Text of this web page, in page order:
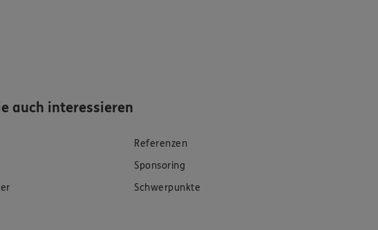
auch interessieren
Referenzen
Sponsoring
Schwerpunkte